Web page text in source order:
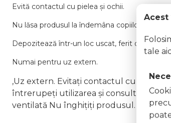
Evită contactul cu pielea și ochii.
Nu lăsa produsul la îndemâna copiilor.
Depozitează într-un loc uscat, ferit de soare
Numai pentru uz extern.
,Uz extern. Evitați contactul cu ochii.
întrerupeți utilizarea și consultați un
ventilată Nu înghițiți produsul. În caz
Acest
tale